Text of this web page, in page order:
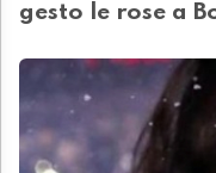
gesto le rose a